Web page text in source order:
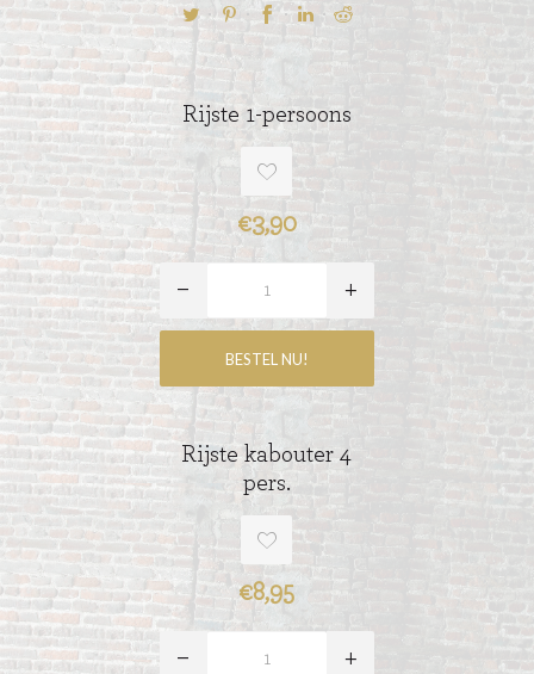
Rijste 1-persoons
€3,90
Rijste kabouter 4
pers.
€8,95